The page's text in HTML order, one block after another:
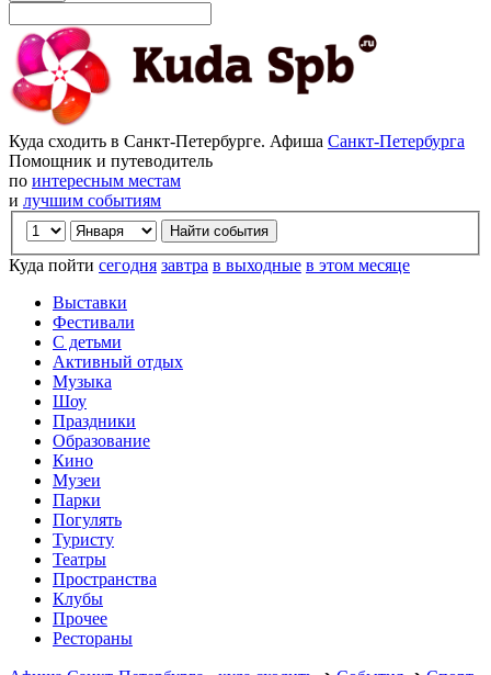
Куда сходить в Санкт-Петербурге. Афиша Санкт-Петербурга
Помощник и путеводитель
по интересным местам
и лучшим событиям
Куда пойти сегодня завтра в выходные в этом месяце
Выставки
Фестивали
С детьми
Активный отдых
Музыка
Шоу
Праздники
Образование
Кино
Музеи
Парки
Погулять
Туристу
Театры
Пространства
Клубы
Прочее
Рестораны